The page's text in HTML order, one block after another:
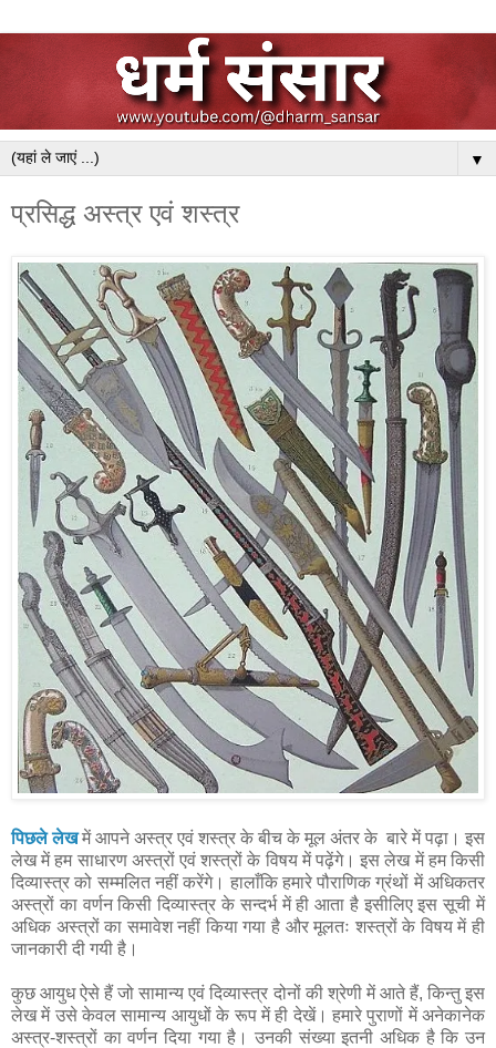
▼
प्रसिद्ध अस्त्र एवं शस्त्र
पिछले लेख में आपने अस्त्र एवं शस्त्र के बीच के मूल अंतर के बारे में पढ़ा। इस
लेख में हम साधारण अस्त्रों एवं शस्त्रों के विषय में पढ़ेंगे। इस लेख में हम किसी
दिव्यास्त्र को सम्मलित नहीं करेंगे। हालाँकि हमारे पौराणिक ग्रंथों में अधिकतर
अस्त्रों का वर्णन किसी दिव्यास्त्र के सन्दर्भ में ही आता है इसीलिए इस सूची में
अधिक अस्त्रों का समावेश नहीं किया गया है और मूलतः शस्त्रों के विषय में ही
जानकारी दी गयी है।
कुछ आयुध ऐसे हैं जो सामान्य एवं दिव्यास्त्र दोनों की श्रेणी में आते हैं, किन्तु इस
लेख में उसे केवल सामान्य आयुधों के रूप में ही देखें। हमारे पुराणों में अनेकानेक
अस्त्र-शस्त्रों का वर्णन दिया गया है। उनकी संख्या इतनी अधिक है कि उन